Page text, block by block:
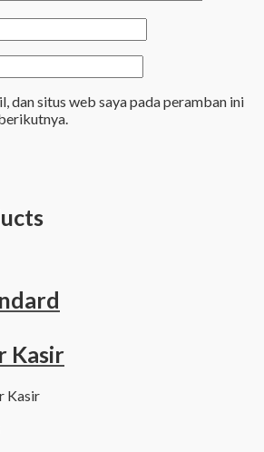
dan situs web saya pada peramban ini
Kasir
Kasir